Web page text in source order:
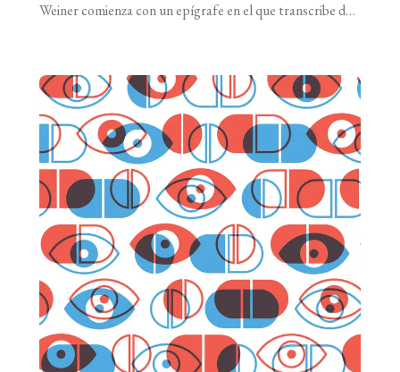
Weiner comienza con un epígrafe en el que transcribe dos
teorías científicas. El primero es un extracto de
Zoonomía, libro escrito en [...]